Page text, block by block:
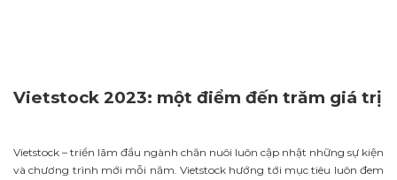
Vietstock 2023: một điểm đến trăm giá trị
Vietstock – triển lãm đầu ngành chăn nuôi luôn cập nhật những sự kiện
và chương trình mới mỗi năm. Vietstock hướng tới mục tiêu luôn đem